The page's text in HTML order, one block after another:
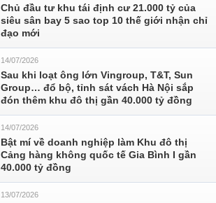
Chủ đầu tư khu tái định cư 21.000 tỷ của
siêu sân bay 5 sao top 10 thế giới nhận chỉ
đạo mới
14/07/2026
Sau khi loạt ông lớn Vingroup, T&T, Sun
Group… đổ bộ, tỉnh sát vách Hà Nội sắp
đón thêm khu đô thị gần 40.000 tỷ đồng
14/07/2026
Bật mí về doanh nghiệp làm Khu đô thị
Cảng hàng không quốc tế Gia Bình I gần
40.000 tỷ đồng
13/07/2026